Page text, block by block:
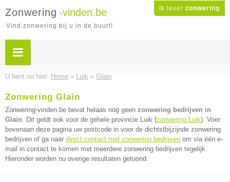
Ik lever zonwering
Zonwering -vinden.be
Vind zonwering bij u in de buurt!
U bent nu hier: Home » Luik » Glain
Zonwering Glain
Zonwering-vinden.be bevat helaas nog geen zonwering bedrijven in
Glain. Dit geldt ook voor de gehele provincie Luik (zonwering Luik). Voer
bovenaan deze pagina uw postcode in voor de dichtstbijzijnde zonwering
bedrijven of ga naar direct contact met zonwering bedrijven om via één e-
mail in contact te komen met meerdere zonwering bedrijven tegelijk.
Hieronder worden nu overige resultaten getoond.